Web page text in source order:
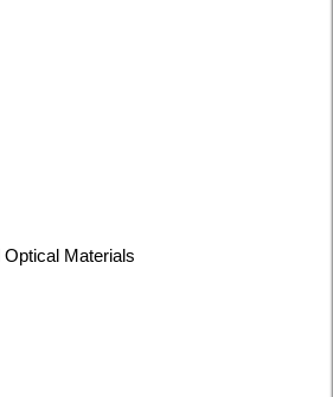
Optical Materials